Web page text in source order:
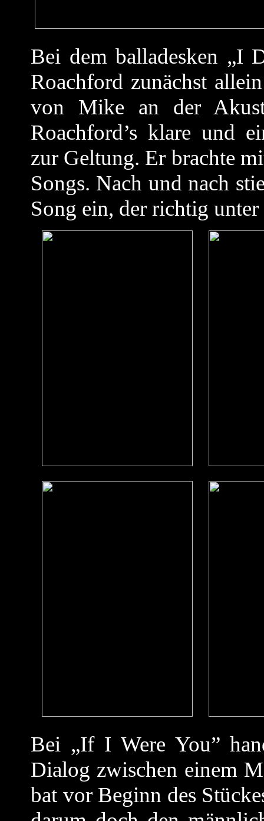
Bei dem balladesken „I
Roachford zunächst
von Mike an der
Roachford’s klare und
zur Geltung. Er brachte
Songs. Nach und nach
Song ein, der richtig
Bei „If I Were You”
Dialog zwischen einem
bat vor Beginn des